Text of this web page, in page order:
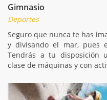
Gimnasio
Deportes
Seguro que nunca te has
y divisando el mar, pues
Tendrás a tu disposición
clase de máquinas y con